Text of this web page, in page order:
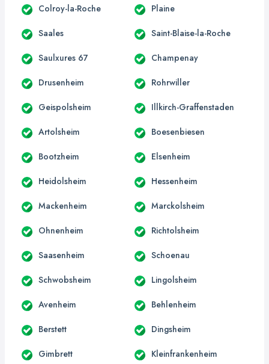
Colroy-la-Roche Plaine
Saales Saint-Blaise-la-Roche
Saulxures 67 Champenay
Drusenheim Rohrwiller
Geispolsheim Illkirch-Graffenstaden
Artolsheim Boesenbiesen
Bootzheim Elsenheim
Heidolsheim Hessenheim
Mackenheim Marckolsheim
Ohnenheim Richtolsheim
Saasenheim Schoenau
Schwobsheim Lingolsheim
Avenheim Behlenheim
Berstett Dingsheim
Gimbrett Kleinfrankenheim